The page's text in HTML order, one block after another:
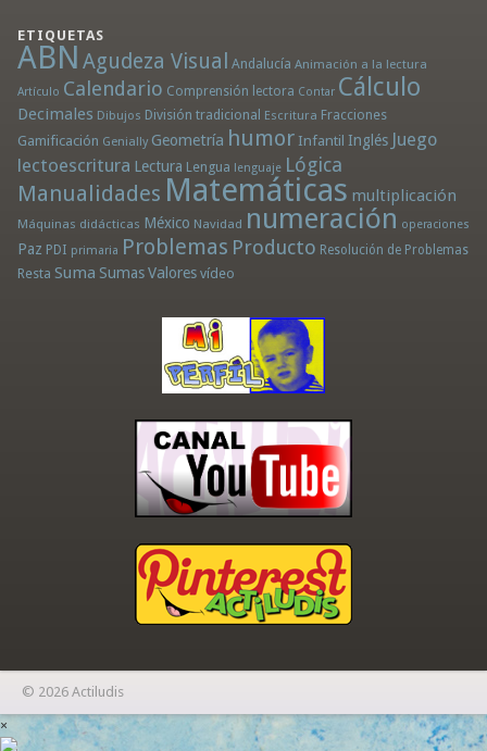
ETIQUETAS
ABN Agudeza Visual Andalucía Animación a la lectura
Artículo Calendario Comprensión lectora Contar Cálculo
Decimales Dibujos División tradicional Escritura Fracciones
Gamificación Genially Geometría humor Infantil Inglés Juego
lectoescritura Lectura Lengua lenguaje Lógica
Manualidades Matemáticas multiplicación
Máquinas didácticas México Navidad numeración operaciones
Paz PDI primaria Problemas Producto Resolución de Problemas
Resta Suma Sumas Valores vídeo
© 2026 Actiludis
×